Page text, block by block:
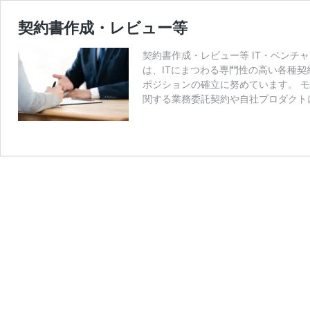
契約書作成・レビュー等
契約書作成・レビュー等 IT・ベンチ
は、ITにまつわる専門性の高い各種
ポジションの確立に努めています。
関する業務委託契約や自社プロダク